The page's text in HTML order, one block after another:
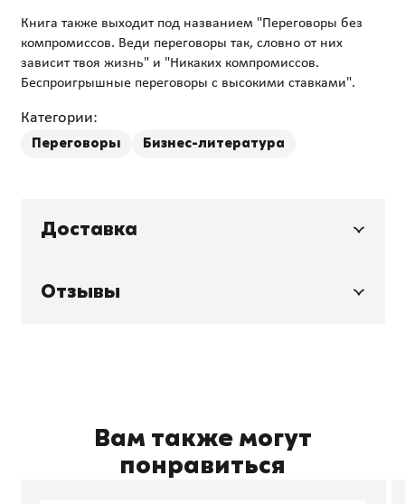
Книга также выходит под названием "Переговоры без
компромиссов. Веди переговоры так, словно от них
зависит твоя жизнь" и "Никаких компромиссов.
Категории:
Переговоры Бизнес-литература
Доставка
Отзывы
Вам также могут
понравиться